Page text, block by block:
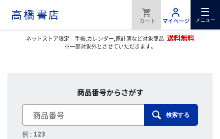
メニュー
ネットストア限定 手帳,カレンダー,家計簿など対象商品 送料無料
※一部対象外とさせていただきます。
商品番号からさがす
検索する
例 : 123